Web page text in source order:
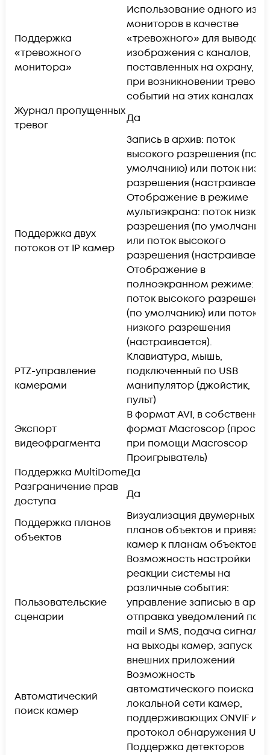
Поддержка
«тревожного
монитора»
Использование одного из
мониторов в качестве
«тревожного» для вывода
изображения с каналов,
поставленных на охрану,
при возникновении
событий на этих каналах
Журнал пропущенных
тревог
Да
Поддержка двух
потоков от IP камер
Запись в архив: поток
высокого разрешения (по
умолчанию) или поток
разрешения
Отображение в режиме
мультиэкрана: поток
разрешения (по умолчанию)
или поток высокого
разрешения
Отображение в
полноэкранном режиме:
поток высокого разрешения
(по умолчанию) или поток
низкого разрешения
(настраивается).
PTZ-управление
камерами
Клавиатура, мышь,
подключенный по USB
манипулятор (джойстик,
пульт)
Экспорт
видеофрагмента
В формат AVI, в
формат Macroscop
при помощи Macroscop
Проигрыватель)
Поддержка MultiDomeДа
Разграничение прав
доступа
Да
Поддержка планов
объектов
Визуализация двумерных
планов объектов и привязка
камер к планам объектов
Пользовательские
сценарии
Возможность настройки
реакции системы на
различные события:
управление записью в
отправка уведомлений по
mail и SMS, подача сигналов
на выходы камер, запуск
внешних приложений
Автоматический
поиск камер
Возможность
автоматического поиска в
локальной сети камер,
поддерживающих ONVIF или
протокол обнаружения
Поддержка детекторов